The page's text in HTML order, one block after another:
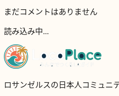
まだコメントはありません
読み込み中...
ロサンゼルスの日本人コミュニ